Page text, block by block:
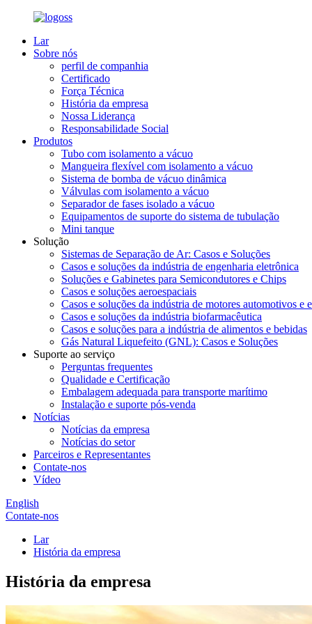
Lar
Sobre nós
perfil de companhia
Certificado
Força Técnica
História da empresa
Nossa Liderança
Responsabilidade Social
Produtos
Tubo com isolamento a vácuo
Mangueira flexível com isolamento a vácuo
Sistema de bomba de vácuo dinâmica
Válvulas com isolamento a vácuo
Separador de fases isolado a vácuo
Equipamentos de suporte do sistema de tubulação
Mini tanque
Solução
Sistemas de Separação de Ar: Casos e Soluções
Casos e soluções da indústria de engenharia eletrônica
Soluções e Gabinetes para Semicondutores e Chips
Casos e soluções aeroespaciais
Casos e soluções da indústria de motores automotivos e
Casos e soluções da indústria biofarmacêutica
Casos e soluções para a indústria de alimentos e bebidas
Gás Natural Liquefeito (GNL): Casos e Soluções
Suporte ao serviço
Perguntas frequentes
Qualidade e Certificação
Embalagem adequada para transporte marítimo
Instalação e suporte pós-venda
Notícias
Notícias da empresa
Notícias do setor
Parceiros e Representantes
Contate-nos
Vídeo
English
Contate-nos
Lar
História da empresa
História da empresa